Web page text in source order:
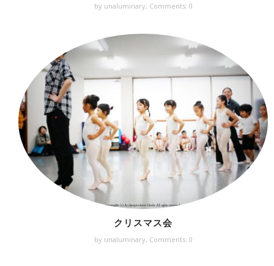
by unaluminary, Comments: 0
クリスマス会
by unaluminary, Comments: 0